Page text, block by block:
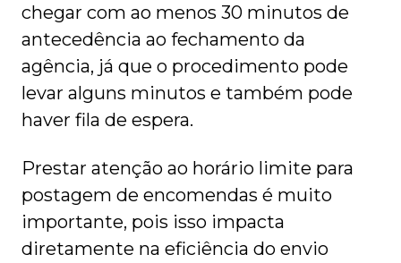
chegar com ao menos 30 minutos de
antecedência ao fechamento da
agência, já que o procedimento pode
levar alguns minutos e também pode
haver fila de espera.
Prestar atenção ao horário limite para
postagem de encomendas é muito
importante, pois isso impacta
diretamente na eficiência do envio